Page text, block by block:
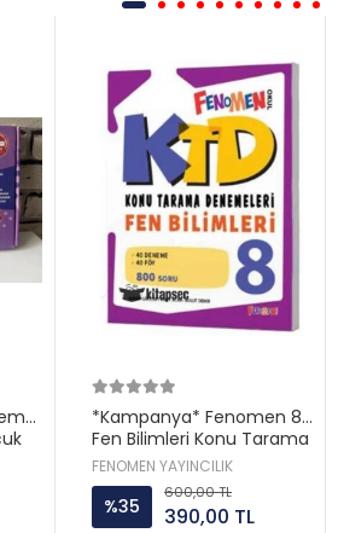
*Kampanya* Fenomen 8
Fen Bilimleri Konu Tarama
Denemleri
FENOMEN YAYINCILIK
%35
600,00 TL
390,00 TL